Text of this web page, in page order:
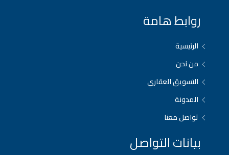
روابط هامة
الرئيسية
من نحن
التسويق العقاري
المدونة
تواصل معنا
بيانات التواصل